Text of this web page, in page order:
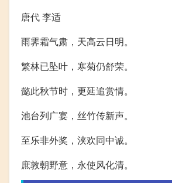
唐代 李适
雨霁霜气肃，天高云日明。
繁林已坠叶，寒菊仍舒荣。
懿此秋节时，更延追赏情。
池台列广宴，丝竹传新声。
至乐非外奖，浃欢同中诚。
庶敦朝野意，永使风化清。